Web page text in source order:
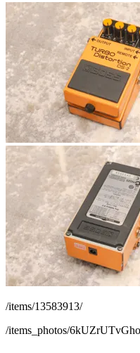
/items/13583913/
/items_photos/